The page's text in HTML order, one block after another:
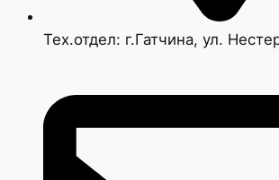
Тех.отдел: г.Гатчина, ул.